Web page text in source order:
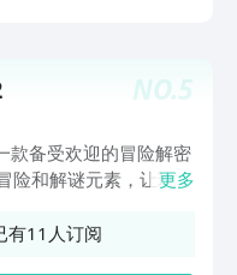
里的操作过程中，你也
象，完成更多挑战。
里的很多物品大小的
3、你需要让自己在这
的收纳挑战，卡通画
当的减压；2、花费一
NO.5
款备受欢迎的冒险解密
险和解谜元素，让玩家
起来并不难，但每个关
更多
有11人订阅